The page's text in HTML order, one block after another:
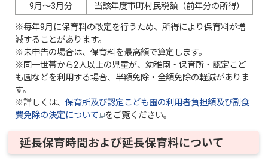
9月～3月分
当該年度市町村民税額（前年分の所得）
※毎年9月に保育料の改定を行うため、所得により保育料が増
減することがあります。
※未申告の場合は、保育料を最高額で算定します。
※同一世帯から2人以上の児童が、幼稚園・保育所・認定こど
も園などを利用する場合、半額免除・全額免除の軽減がありま
す。
※詳しくは、保育所及び認定こども園の利用者負担額及び副食
費免除の決定について
をご覧ください。
延長保育時間および延長保育料について